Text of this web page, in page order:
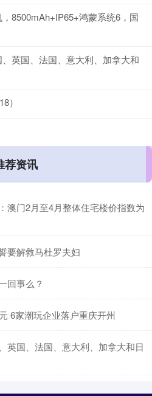
8500mAh+IP65+鸿蒙系统6，国
英国、法国、意大利、加拿大和
）
荐资讯
澳门2月至4月整体住宅楼价指数为
要解救马杜罗夫妇
回事么？
6家潮玩企业落户重庆开州
英国、法国、意大利、加拿大和日